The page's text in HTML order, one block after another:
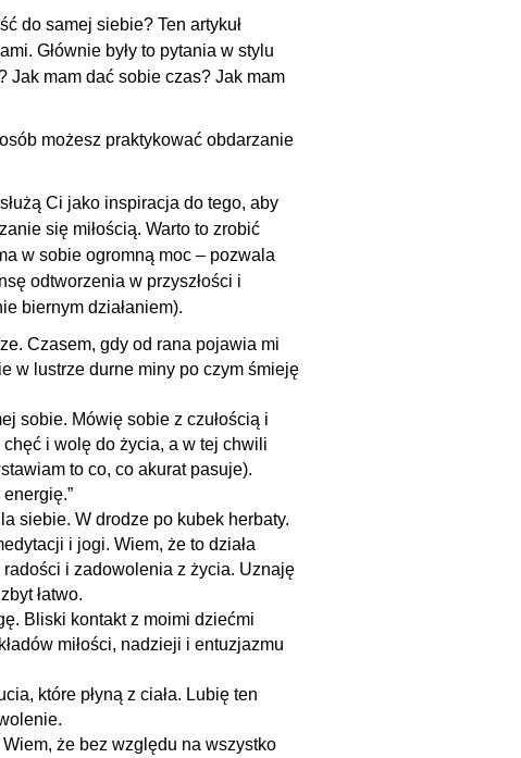
do samej siebie? Ten artykuł
Głównie były to pytania w stylu
Jak mam dać sobie czas? Jak mam
możesz praktykować obdarzanie
Ci jako inspiracja do tego, aby
się miłością. Warto to zrobić
w sobie ogromną moc – pozwala
odtworzenia w przyszłości i
biernym działaniem).
Czasem, gdy od rana pojawia mi
w lustrze durne miny po czym śmieję
sobie. Mówię sobie z czułością i
i wolę do życia, a w tej chwili
to co, co akurat pasuje).
siebie. W drodze po kubek herbaty.
i jogi. Wiem, że to działa
i zadowolenia z życia. Uznaję
łatwo.
Bliski kontakt z moimi dziećmi
miłości, nadzieji i entuzjazmu
które płyną z ciała. Lubię ten
że bez względu na wszystko